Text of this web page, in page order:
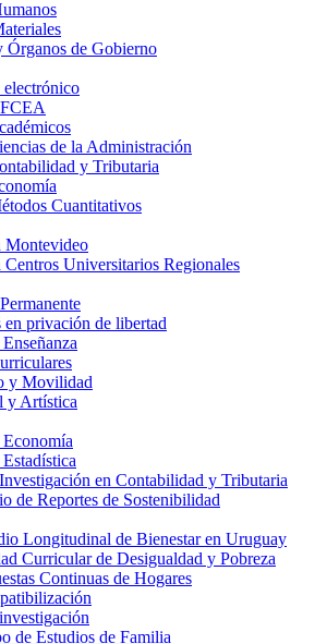
Órganos de Gobierno
electrónico
de la Administración
y Tributaria
Cuantitativos
Montevideo
Centros Universitarios Regionales
en privación de libertad
y Movilidad
y Artística
en Contabilidad y Tributaria
de Reportes de Sostenibilidad
Longitudinal de Bienestar en Uruguay
Curricular de Desigualdad y Pobreza
Continuas de Hogares
de Estudios de Familia